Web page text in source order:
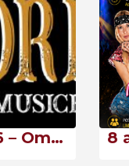
7 agosto 2026 – Omaggio a Morricone – Musiche da Oscar